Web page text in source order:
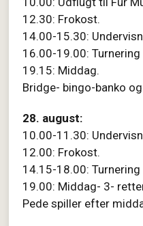
12.30: Frokost.
14.00-15.30:
16.00-19.00: Turnering
19.15: Middag.
Bridge- bingo-banko
28. august:
10.00-11.30:
12.00: Frokost.
14.15-18.00: Turnering
19.00: Middag- 3-
Pede spiller efter